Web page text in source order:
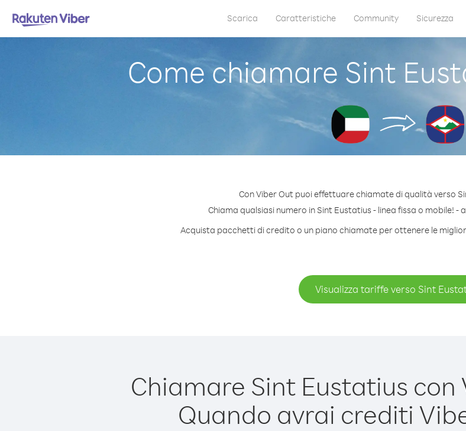
Scarica Caratteristiche Community Sicurezza
Come chiamare Sint
Con Viber Out puoi effettuare chiamate di qualità verso
Chiama qualsiasi numero in Sint Eustatius - linea fissa o mobile! -
Acquista pacchetti di credito o un piano chiamate per ottenere le
Visualizza tariffe verso Sint
Chiamare Sint Eustatius con
Quando avrai crediti